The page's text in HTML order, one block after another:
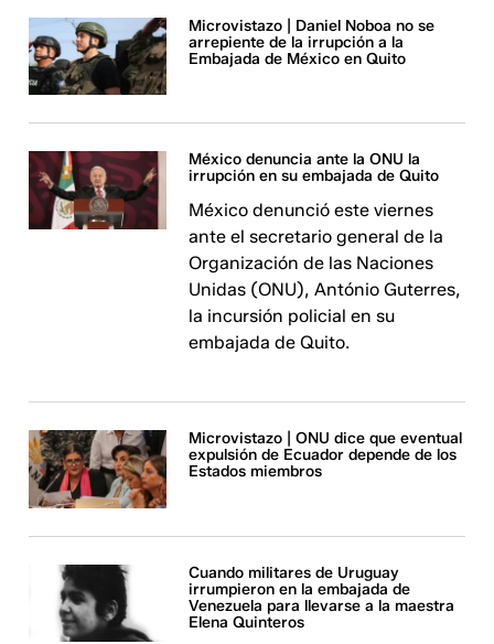
Microvistazo | Daniel Noboa no se
arrepiente de la irrupción a la
Embajada de México en Quito
México denuncia ante la ONU la
irrupción en su embajada de Quito
México denunció este viernes
ante el secretario general de la
Organización de las Naciones
Unidas (ONU), António Guterres,
la incursión policial en su
embajada de Quito.
Microvistazo | ONU dice que eventual
expulsión de Ecuador depende de los
Estados miembros
Cuando militares de Uruguay
irrumpieron en la embajada de
Venezuela para llevarse a la maestra
Elena Quinteros